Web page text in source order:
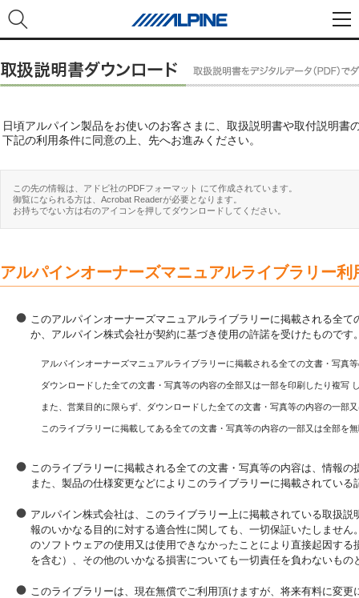
日頃アルパイン製品をお使いのお客さまに、取扱説明書や取付説明書
下記の利用条件に同意の上、先へお進みください。
この先の情報は、アドビ社のPDFフォーマット にて作成されています。
御覧になられる方は、Acrobat Readerが必要となります。
お持ちでない方は右のアイコンを押してダウンロードしてください。
アルパインオーナーズマニュアルライブラリー利
このアルパインオーナーズマニュアルライブラリーに掲載される全
か、アルパイン株式会社が契約に基づき使用の許諾を受けたもので
アルパインオーナーズマニュアルライブラリーに掲載される全ての文書・写真
ダウンロードした全ての文書・写真等の内容の全部又は一部を印刷したり複写
また、営業目的に限らず、ダウンロードした全ての文書・写真等の内容の一
このライブラリーに掲載してある全ての文書・写真等の内容の一部又は全部を
このライブラリーに掲載される全ての文書・写真等の内容は、情報
また、製品の仕様変更などによりこのライブラリーに掲載されてい
アルパイン株式会社は、このライブラリー上に掲載されている取扱
報のいかなる目的に対する適合性に関しても、一切保証いたしませ
のソフトウェアの使用又は使用できなかったことにより直接起因す
を含む）、その他のいかなる損害についても一切責任を負わないもの
このライブラリーは、現在無償でご利用頂けますが、将来有料に変